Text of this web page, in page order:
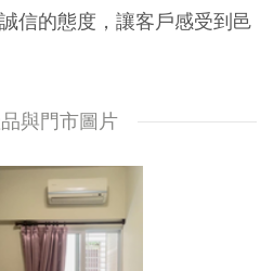
信的態度，讓客戶感受到邑
與門市圖片